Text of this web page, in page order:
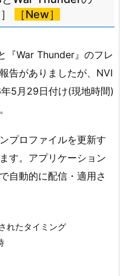
［New］
『War Thunder』のフレ
告がありましたが、NVI
5月29日付け(現地時間)
プロファイルを更新す
す。アプリケーション
自動的に配信・適用さ
れたタイミング